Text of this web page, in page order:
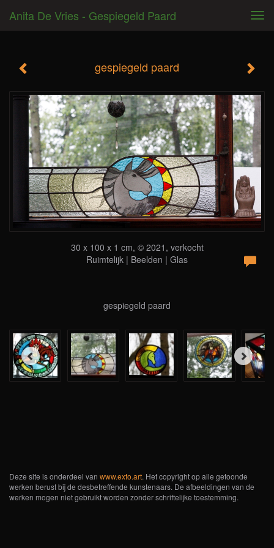
Anita De Vries - Gespiegeld Paard
gespiegeld paard
30 x 100 x 1 cm, © 2021, verkocht
Ruimtelijk | Beelden | Glas
gespiegeld paard
Deze site is onderdeel van www.exto.art. Het copyright op alle getoonde
werken berust bij de desbetreffende kunstenaars. De afbeeldingen van de
werken mogen niet gebruikt worden zonder schriftelijke toestemming.